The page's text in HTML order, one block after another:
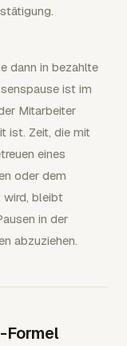
dann in bezahlte
ist im
Mitarbeiter
ist. Zeit, die mit
eines
oder dem
wird, bleibt
in der
abzuziehen.
Formel